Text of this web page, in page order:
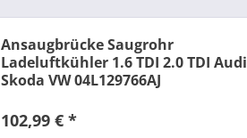
Ansaugbrücke Saugrohr
Ladeluftkühler 1.6 TDI 2.0 TDI Audi
Skoda VW 04L129766AJ
102,99 € *